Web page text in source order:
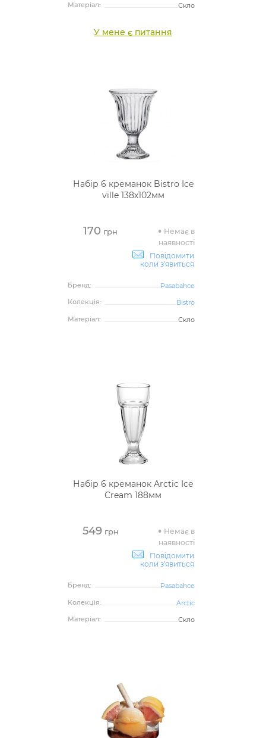
Матеріал:
Скло
У мене є питання
Набір 6 креманок Bistro Ice
ville 138х102мм
170 грн
Немає в
наявності
Повідомити
коли з'явиться
Бренд:
Pasabahce
Колекція:
Bistro
Матеріал:
Скло
Набір 6 креманок Arctic Ice
Cream 188мм
549грн
Немає в
наявності
Повідомити
коли з'явиться
Бренд:
Pasabahce
Колекція:
Arctic
Матеріал:
Скло